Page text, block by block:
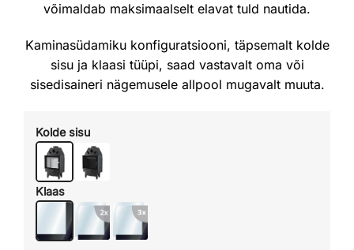
võimaldab maksimaalselt elavat tuld nautida.
Kaminasüdamiku konfiguratsiooni, täpsemalt kolde
sisu ja klaasi tüüpi, saad vastavalt oma või
sisedisaineri nägemusele allpool mugavalt muuta.
Kolde sisu
Klaas